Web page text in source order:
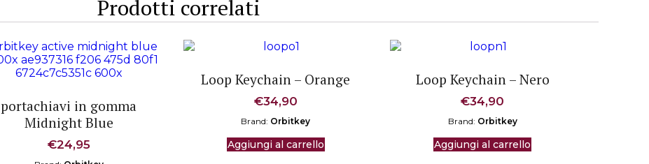
Prodotti correlati
portachiavi in gomma
Midnight Blue
€24,95
Loop Keychain – Orange
€34,90
Brand: Orbitkey
Aggiungi al carrello
Loop Keychain – Nero
€34,90
Brand: Orbitkey
Aggiungi al carrello